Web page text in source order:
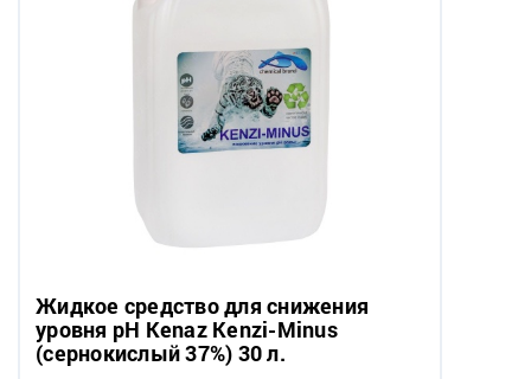
Жидкое средство для снижения
уровня pH Kenaz Kenzi-Minus
(сернокислый 37%) 30 л.